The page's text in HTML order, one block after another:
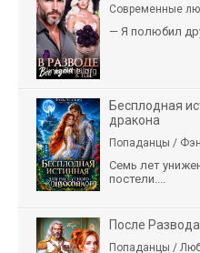
Современные
— Я полюбил
Бесплодная
дракона
Попаданцы /
Семь лет
постели....
После
Попаданцы /